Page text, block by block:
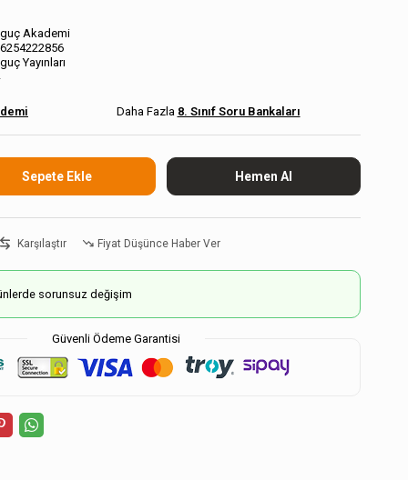
Akademi
Yayınları
8. Sınıf Soru Bankaları
Karşılaştır Fiyat Düşünce Haber Ver
sorunsuz değişim
Güvenli Ödeme Garantisi